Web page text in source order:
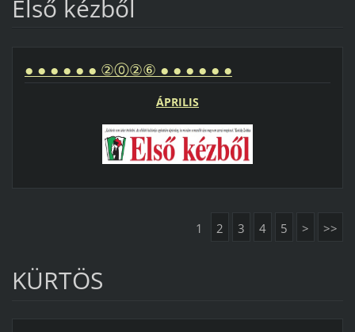
Első kézből
● ● ● ● ● ● ②⓪②⑥ ● ● ● ● ● ●
ÁPRILIS
1 2 3 4 5 > >>
KÜRTÖS